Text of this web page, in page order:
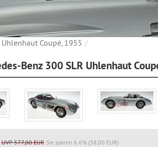
Uhlenhaut Coupé, 1955
Benz 300 SLR Uhlenhaut
UVP 577,00 EUR Sie sparen 6.6% (38,00 EUR)